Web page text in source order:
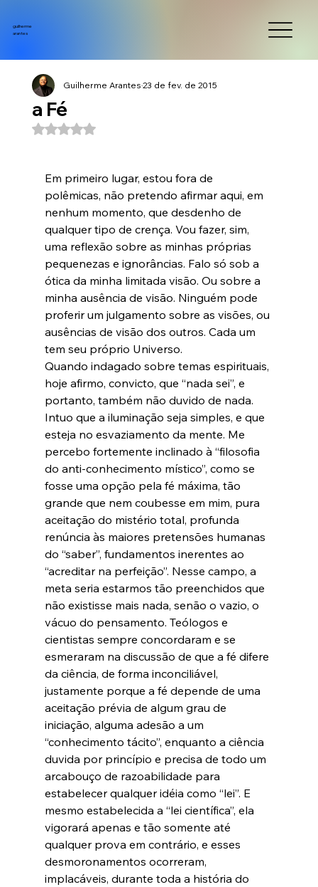
guilherme
arantes
a Fé
Guilherme Arantes23 de fev. de 2015
Avaliado com NaN de 5 estrelas.
Em primeiro lugar, estou fora de
polêmicas, não pretendo afirmar aqui, em
nenhum momento, que desdenho de
qualquer tipo de crença. Vou fazer, sim,
uma reflexão sobre as minhas próprias
pequenezas e ignorâncias. Falo só sob a
ótica da minha limitada visão. Ou sobre a
minha ausência de visão. Ninguém pode
proferir um julgamento sobre as visões, ou
ausências de visão dos outros. Cada um
tem seu próprio Universo.
Quando indagado sobre temas espirituais,
hoje afirmo, convicto, que “nada sei”, e
portanto, também não duvido de nada.
Intuo que a iluminação seja simples, e que
esteja no esvaziamento da mente. Me
percebo fortemente inclinado à “filosofia
do anti-conhecimento místico”, como se
fosse uma opção pela fé máxima, tão
grande que nem coubesse em mim, pura
aceitação do mistério total, profunda
renúncia às maiores pretensões humanas
do “saber”, fundamentos inerentes ao
“acreditar na perfeição”. Nesse campo, a
meta seria estarmos tão preenchidos que
não existisse mais nada, senão o vazio, o
vácuo do pensamento. Teólogos e
cientistas sempre concordaram e se
esmeraram na discussão de que a fé difere
da ciência, de forma inconciliável,
justamente porque a fé depende de uma
aceitação prévia de algum grau de
iniciação, alguma adesão a um
“conhecimento tácito”, enquanto a ciência
duvida por princípio e precisa de todo um
arcabouço de razoabilidade para
estabelecer qualquer idéia como “lei”. E
mesmo estabelecida a “lei científica”, ela
vigorará apenas e tão somente até
qualquer prova em contrário, e esses
desmoronamentos ocorreram,
implacáveis, durante toda a história do